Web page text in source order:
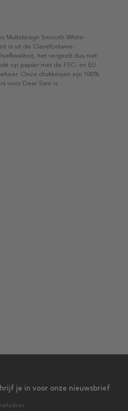
Multidesign Smooth White-
is uit de Clairefontaine-
het vergeelt dus niet
op papier met de FSC- en EU
Onze drukkerijen zijn 100%
voor Dear Sam is
je in voor onze nieuwsbrief